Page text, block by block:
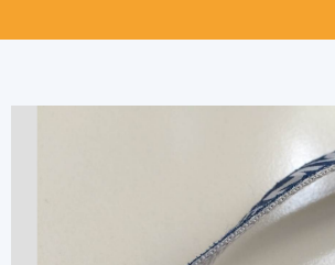
LANYARDY
Embosované silikonové náramky
POPTÁVKA ZDARMA →